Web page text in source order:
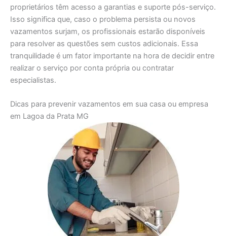
proprietários têm acesso a garantias e suporte pós-serviço.
Isso significa que, caso o problema persista ou novos
vazamentos surjam, os profissionais estarão disponíveis
para resolver as questões sem custos adicionais. Essa
tranquilidade é um fator importante na hora de decidir entre
realizar o serviço por conta própria ou contratar
especialistas.
Dicas para prevenir vazamentos em sua casa ou empresa
em Lagoa da Prata MG